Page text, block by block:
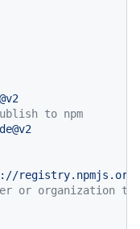
to npm
registry.npmjs.org'
or organization